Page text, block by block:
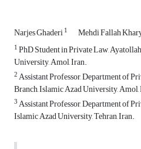
Narjes Ghaderi1 Mehdi Fallah
1PhD Student in Private Law,
University, Amol, Iran.
2Assistant Professor, Department of
Branch, Islamic Azad University,
3Assistant Professor, Department of
Islamic Azad University, Tehran, Iran.